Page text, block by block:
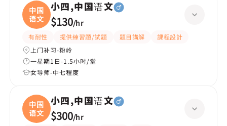
中国
语文
小四,中国语文
$130/hr
有耐性 提供練習題/試題 題目講解
課程設計
上门补习-粉岭
一星期1日-1.5小时/堂
女导师-中七程度
中国
语文
小四,中国语文
$300/hr